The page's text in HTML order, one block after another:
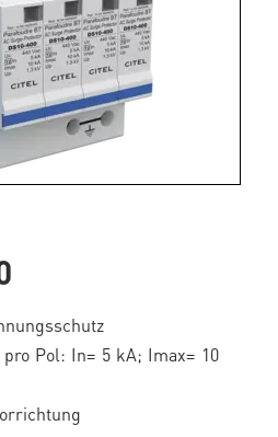
Pol: In= 5 kA; Imax= 10